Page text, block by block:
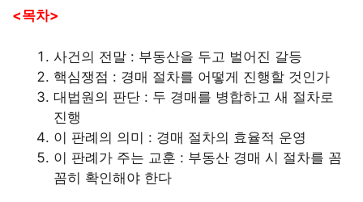
<목차>
사건의 전말 : 부동산을 두고 벌어진 갈등
핵심쟁점 : 경매 절차를 어떻게 진행할 것인가
대법원의 판단 : 두 경매를 병합하고 새 절차로
진행
이 판례의 의미 : 경매 절차의 효율적 운영
이 판례가 주는 교훈 : 부동산 경매 시 절차를 꼼
꼼히 확인해야 한다